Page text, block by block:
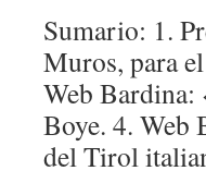
Sumario: 1.
Muros, para
Web Bardina:
Boye. 4. Web
del Tirol